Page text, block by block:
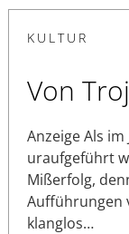
KULTUR
Von
Anzeige Als im
uraufgeführt
Mißerfolg,
Aufführungen
klanglos…